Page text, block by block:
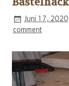
Juni 17, 2020
comment